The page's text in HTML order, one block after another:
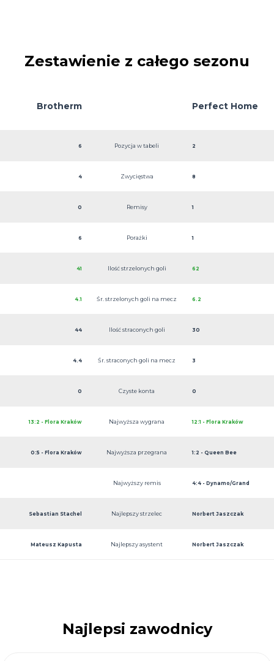
Zestawienie z całego sezonu
Brotherm Perfect Home
6 Pozycja w tabeli 2
4 Zwycięstwa 8
0 Remisy 1
6 Porażki 1
41 Ilość strzelonych goli 62
4.1 Śr. strzelonych goli na mecz 6.2
44 Ilość straconych goli 30
4.4 Śr. straconych goli na mecz 3
0 Czyste konta 0
13:2 - Flora Kraków Najwyższa wygrana 12:1 - Flora Kraków
0:5 - Flora Kraków Najwyższa przegrana 1:2 - Queen Bee
Najwyższy remis 4:4 - Dynamo/Grand
Building
Sebastian Stachel Najlepszy strzelec Norbert Jaszczak
Mateusz Kapusta Najlepszy asystent Norbert Jaszczak
Najlepsi zawodnicy